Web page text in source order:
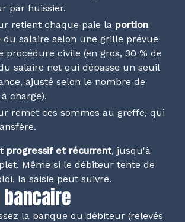
par huissier.
retient chaque paie la portion
du salaire selon une grille prévue
procédure civile (en gros, 30 % de
salaire net qui dépasse un seuil
ajusté selon le nombre de
charge).
remet ces sommes au greffe, qui
progressif et récurrent, jusqu'à
Même si le débiteur tente de
la saisie peut suivre.
la banque du débiteur (relevés